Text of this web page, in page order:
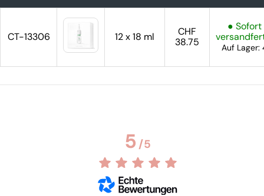
CT-13306 12 x 18 ml
CHF
38.75
● Sofort
Auf Lager:
5/5